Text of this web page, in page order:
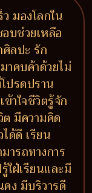
มองโลกใน
บช่วยเหลือ
ลปะ รัก
าคบค้าด้วยไม่
ปรดปราน
าใจชีวิตรู้จัก
มีความคิด
ด้ดี เรียน
ารถทางการ
ใฝ่เรียนและมี
ง มีบริวารดี